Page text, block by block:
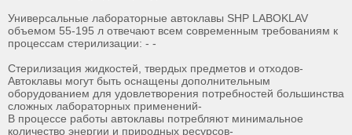
Универсальные лабораторные автоклавы SHP LABOKLAV
объемом 55-195 л отвечают всем современным требованиям к
процессам стерилизации: - -
Стерилизация жидкостей, твердых предметов и отходов-
Автоклавы могут быть оснащены дополнительным
оборудованием для удовлетворения потребностей большинства
сложных лабораторных применений-
В процессе работы автоклавы потребляют минимальное
количество энергии и природных ресурсов-